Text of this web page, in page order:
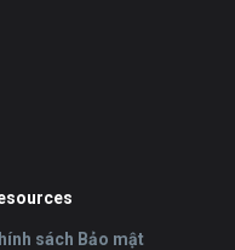
sách Bảo mật